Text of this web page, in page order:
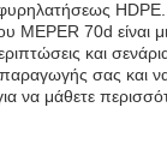
HDPE.
70d είναι
και
παραγωγής σας και
να μάθετε